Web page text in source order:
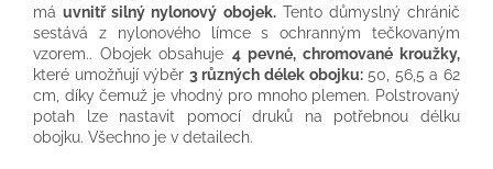
máuvnitř silný nylonový obojek.Tento důmyslný chránič
sestává z nylonového límce s ochranným tečkovaným
vzorem.. Obojek obsahuje 4 pevné, chromované kroužky,
které umožňují výběr 3 různých délek obojku:50, 56,5 a 62
cm, díky čemuž je vhodný pro mnoho plemen. Polstrovaný
potah lze nastavit pomocí druků na potřebnou délku
obojku. Všechno je v detailech.